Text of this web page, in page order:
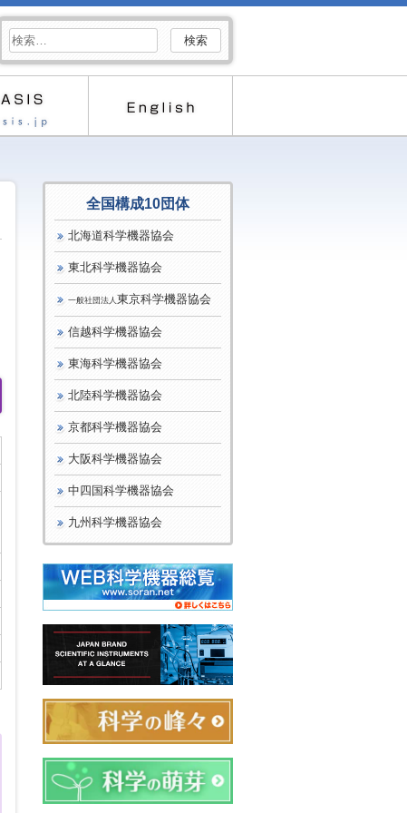
索:
全国構成10団体
北海道科学機器協会
東北科学機器協会
一般社団法人 東京科学機器協会
信越科学機器協会
東海科学機器協会
北陸科学機器協会
京都科学機器協会
大阪科学機器協会
中四国科学機器協会
九州科学機器協会